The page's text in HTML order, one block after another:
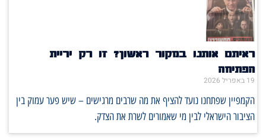
ראיתם אותנו במקור ראשון? זו רק יריית
הפתיחה
19 באפריל 2026
הקמפיין שפתחנו נועד להציף את מה שרבים מרגישים – שיש פער עמוק בין
הציבור הישראלי לבין מי שאמורים לשרת את הצדק.